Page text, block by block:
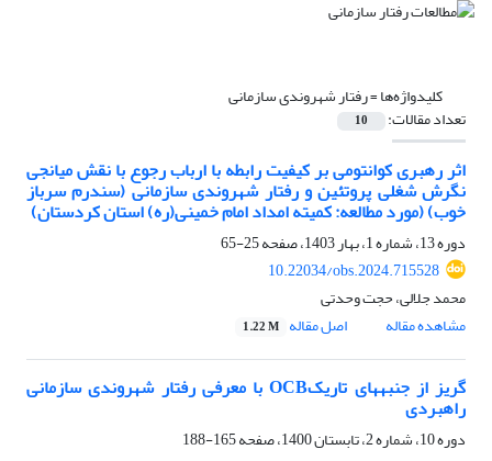
کلیدواژه‌ها =رفتار شهروندی سازمانی
تعداد مقالات: 10
اثر رهبری کوانتومی بر کیفیت رابطه با ارباب رجوع با نقش میانجی
نگرش شغلی پروتئین و رفتار شهروندی سازمانی (سندرم سرباز
خوب) (مورد مطالعه: کمیته امداد امام خمینی(ره) استان کردستان)
دوره 13، شماره 1، بهار 1403، صفحه
25-65
10.22034/obs.2024.715528
محمد جلالی، حجت وحدتی
مشاهده مقاله
اصل مقاله 1.22 M
گریز از جنبه‏های تاریکOCB با معرفی رفتار شهروندی سازمانی
راهبردی
دوره 10، شماره 2، تابستان 1400، صفحه
165-188